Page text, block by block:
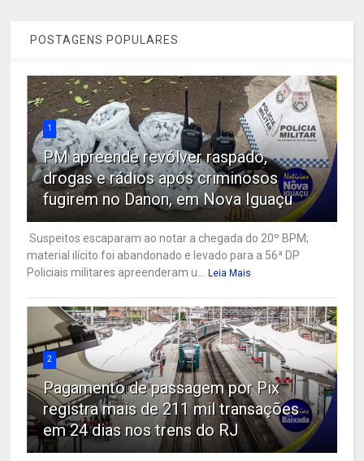
POSTAGENS POPULARES
1
PM apreende revólver raspado,
drogas e rádios após criminosos
fugirem no Danon, em Nova Iguaçu
Suspeitos escaparam ao notar a chegada do 20º BPM;
material ilícito foi abandonado e levado para a 56ª DP
Policiais militares apreenderam u...
Leia Mais
2
Pagamento de passagem por Pix
registra mais de 211 mil transações
em 24 dias nos trens do RJ